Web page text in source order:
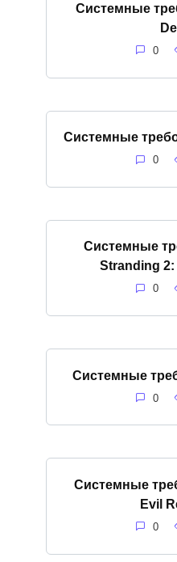
Системные
0
Системные
0
Системные
Stranding 2:
0
Системные
0
Системные
Evil
0